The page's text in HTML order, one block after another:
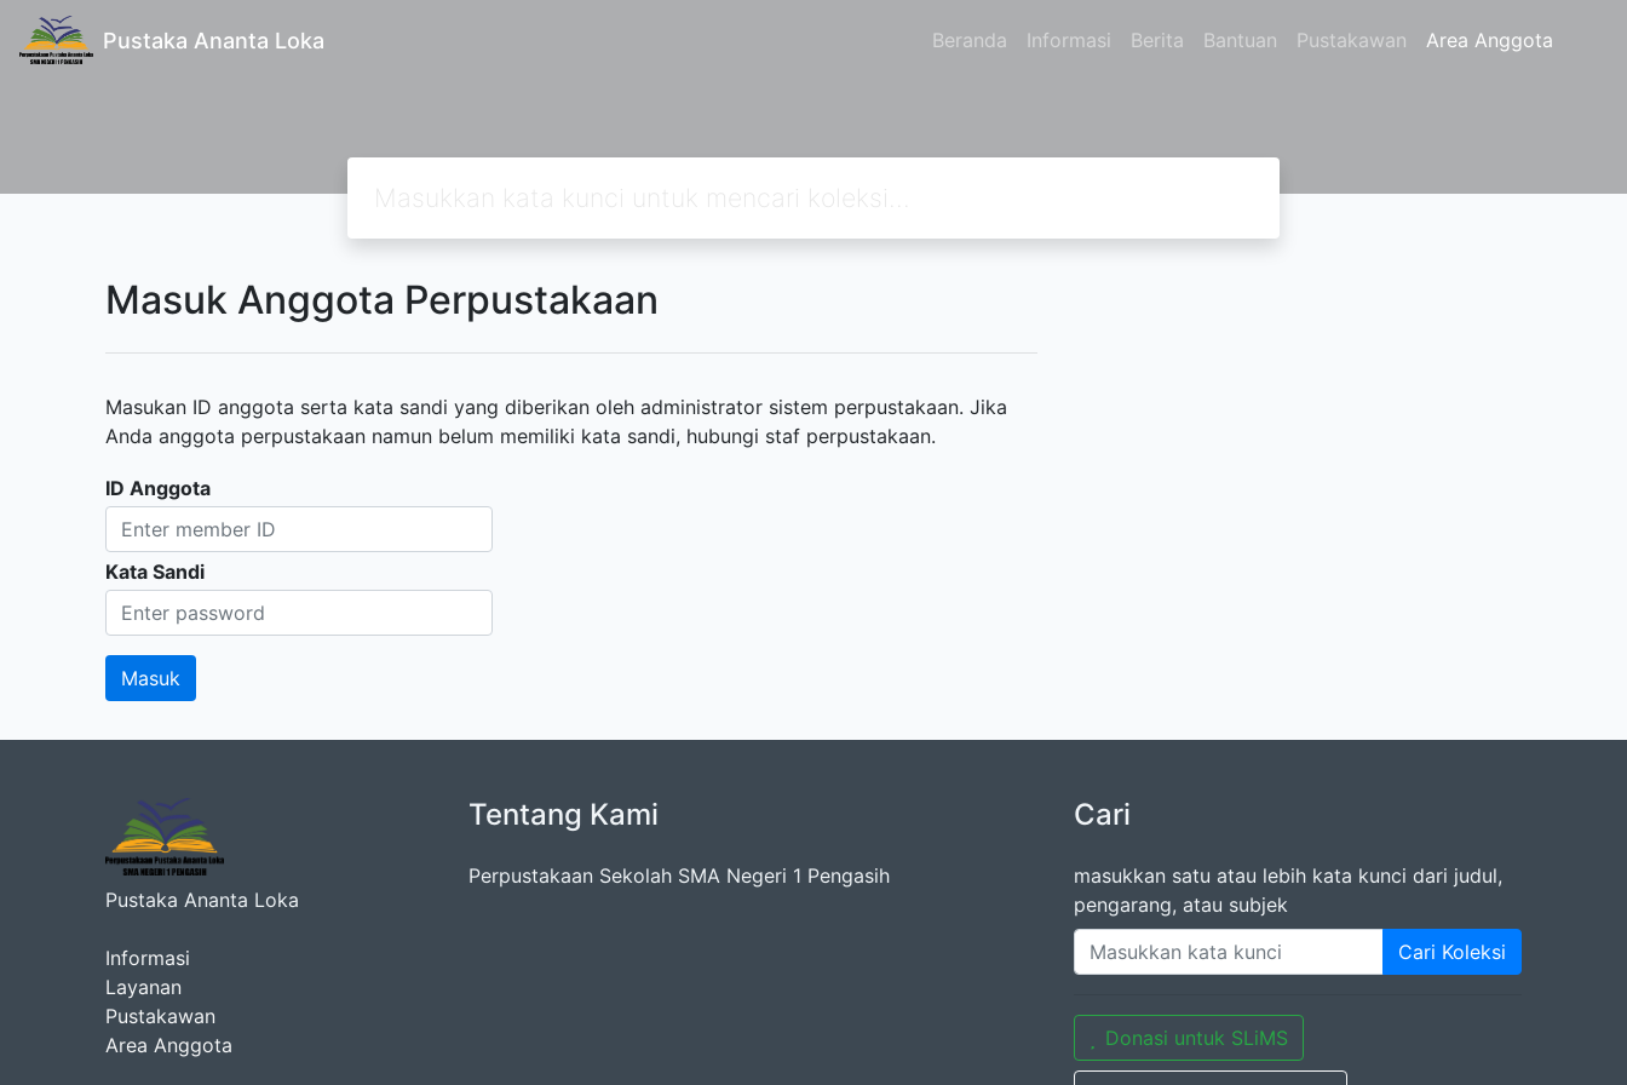
Pustaka Ananta Loka Beranda Informasi Berita Bantuan Pustakawan Area Anggota
Masuk Anggota Perpustakaan
Masukan ID anggota serta kata sandi yang diberikan oleh administrator sistem perpustakaan. Jika
Anda anggota perpustakaan namun belum memiliki kata sandi, hubungi staf perpustakaan.
ID Anggota
Kata Sandi
Pustaka Ananta Loka
Informasi
Layanan
Pustakawan
Area Anggota
Tentang Kami
Perpustakaan Sekolah SMA Negeri 1 Pengasih
Cari
masukkan satu atau lebih kata kunci dari judul,
pengarang, atau subjek
Cari Koleksi
Donasi untuk SLiMS